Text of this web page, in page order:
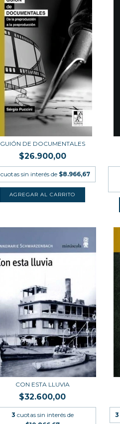
GUIÓN DE DOCUMENTALES
$26.900,00
cuotas sin interés de $8.966,67
CON ESTA LLUVIA
$32.600,00
3 cuotas sin interés de
3